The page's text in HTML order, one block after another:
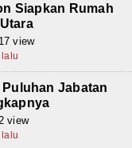
Siapkan Rumah
view
lalu
Jabatan
view
lalu